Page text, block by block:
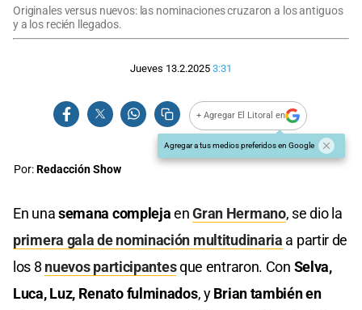
Originales versus nuevos: las nominaciones cruzaron a los antiguos
y a los recién llegados.
Jueves 13.2.2025 3:31
+ Agregar El Litoral en
Agregar a tus medios preferidos en Google
Por:Redacción Show
En unasemana complejaenGran Hermano, se dio la
primera gala de nominación multitudinaria a partir de
los 8 nuevos participantesque entraron. Con Selva,
Luca, Luz, Renato fulminados, yBrian también en